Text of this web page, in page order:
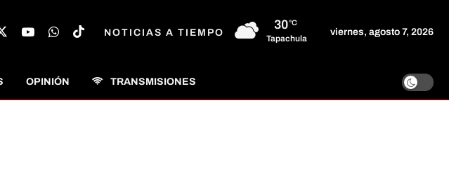
NOTICIAS A TIEMPO
30°C
Tapachula
viernes, agosto 7, 2026
OPINIÓN TRANSMISIONES